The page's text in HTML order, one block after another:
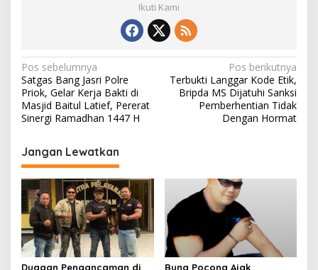
Ikuti Kami
N
a
v
g
a
s
i
p
o
Pos sebelumnya
Satgas Bang Jasri Polre
Priok, Gelar Kerja Bakti di
Masjid Baitul Latief, Pererat
Sinergi Ramadhan 1447 H
Pos berikutnya
Terbukti Langgar Kode Etik,
Bripda MS Dijatuhi Sanksi
Pemberhentian Tidak
Dengan Hormat
Jangan Lewatkan
Dugaan Pengancaman di
Bung Pocong Ajak